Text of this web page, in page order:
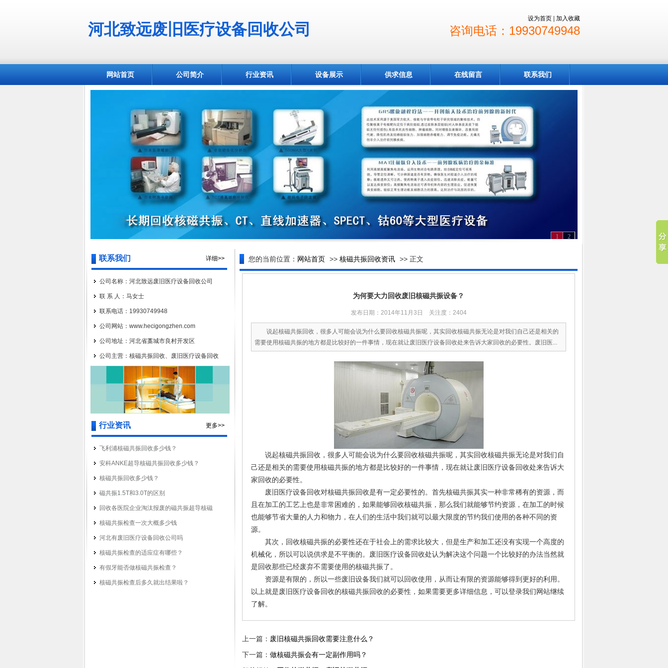
河北致远废旧医疗设备回收公司
设为首页 加入收藏
咨询电话：19930749948
网站首页 公司简介 行业资讯 设备展示 供求信息 在线留言 联系我们
2
1
详细>>
联系我们
公司名称：河北致远废旧医疗设备回收公司
联 系 人：马女士
联系电话：19930749948
公司网站：www.hecigongzhen.com
公司地址：河北省藁城市良村开发区
公司主营：核磁共振回收、废旧医疗设备回收
更多>>
行业资讯
飞利浦核磁共振回收多少钱？
安科ANKE超导核磁共振回收多少钱？
核磁共振回收多少钱？
磁共振1.5T和3.0T的区别
回收各医院企业淘汰报废的磁共振超导核磁
核磁共振检查一次大概多少钱
河北有废旧医疗设备回收公司吗
核磁共振检查的适应症有哪些？
有假牙能否做核磁共振检查？
核磁共振检查后多久就出结果啦？
您的当前位置： 网站首页 >> 核磁共振回收资讯 >> 正文
为何要大力回收废旧核磁共振设备？
发布日期：2014年11月3日 关注度：2404
说起核磁共振回收，很多人可能会说为什么要回收核磁共振呢，其实回收核磁共振无论是对我们自己还是相关的
需要使用核磁共振的地方都是比较好的一件事情，现在就让废旧医疗设备回收处来告诉大家回收的必要性。废旧医...
说起核磁共振回收，很多人可能会说为什么要回收核磁共振呢，其实回收核磁共振无论是对我们自
己还是相关的需要使用核磁共振的地方都是比较好的一件事情，现在就让废旧医疗设备回收处来告诉大
家回收的必要性。
废旧医疗设备回收对核磁共振回收是有一定必要性的。首先核磁共振其实一种非常稀有的资源，而
且在加工的工艺上也是非常困难的，如果能够回收核磁共振，那么我们就能够节约资源，在加工的时候
也能够节省大量的人力和物力，在人们的生活中我们就可以最大限度的节约我们使用的各种不同的资
源。
其次，回收核磁共振的必要性还在于社会上的需求比较大，但是生产和加工还没有实现一个高度的
机械化，所以可以说供求是不平衡的。废旧医疗设备回收处认为解决这个问题一个比较好的办法当然就
是回收那些已经废弃不需要使用的核磁共振了。
资源是有限的，所以一些废旧设备我们就可以回收使用，从而让有限的资源能够得到更好的利用。
以上就是废旧医疗设备回收的核磁共振回收的必要性，如果需要更多详细信息，可以登录我们网站继续
了解。
上一篇： 废旧核磁共振回收需要注意什么？
下一篇： 做核磁共振会有一定副作用吗？